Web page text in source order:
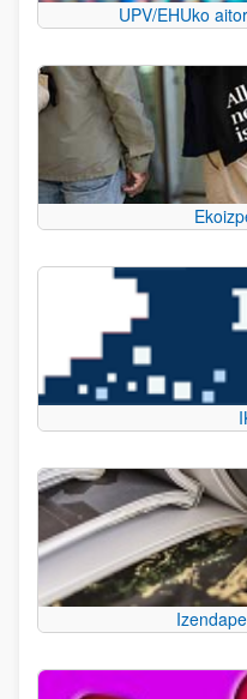
UPV/EHUko